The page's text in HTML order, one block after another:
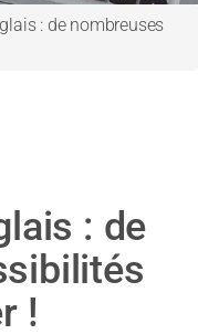
: de nombreuses
: de
!